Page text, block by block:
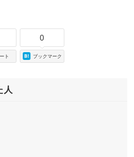
ト
0
ブックマーク
人